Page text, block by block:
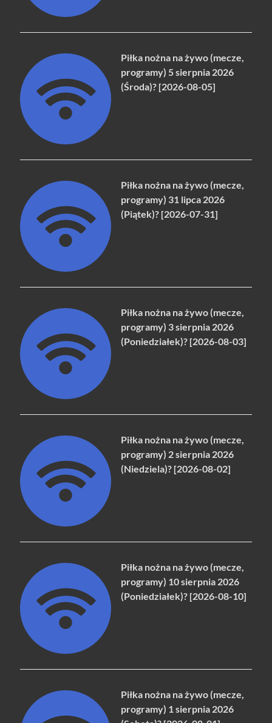
Piłka nożna na żywo (mecze,
programy) 5 sierpnia 2026
(Środa)? [2026-08-05]
Piłka nożna na żywo (mecze,
programy) 31 lipca 2026
(Piątek)? [2026-07-31]
Piłka nożna na żywo (mecze,
programy) 3 sierpnia 2026
(Poniedziałek)? [2026-08-03]
Piłka nożna na żywo (mecze,
programy) 2 sierpnia 2026
(Niedziela)? [2026-08-02]
Piłka nożna na żywo (mecze,
programy) 10 sierpnia 2026
(Poniedziałek)? [2026-08-10]
Piłka nożna na żywo (mecze,
programy) 1 sierpnia 2026